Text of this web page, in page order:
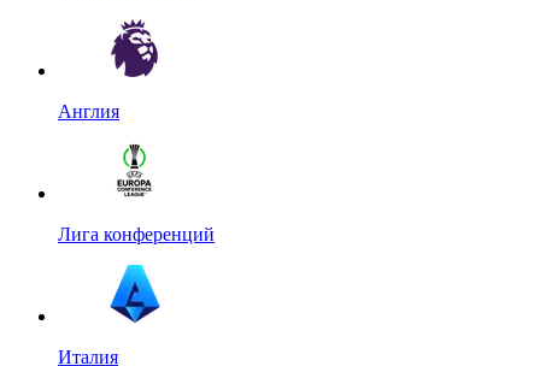
Англия
Лига конференций
Италия